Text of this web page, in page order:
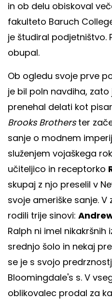
in ob delu obiskoval
fakulteto Baruch
je študiral podjetništvo.
obupal.
Ob ogledu svoje prve
je bil poln navdiha,
prenehal delati kot
Brooks Brotherster
sanje o modnem
služenjem vojaškega
učiteljico in receptorko
skupaj z njo preselil v
svoje ameriške sanje. V
rodili trije sinovi:
Ralph ni imel nikakršnih
srednjo šolo in nekaj
se je s svojo
Bloomingdale's s. V
oblikovalec prodal za